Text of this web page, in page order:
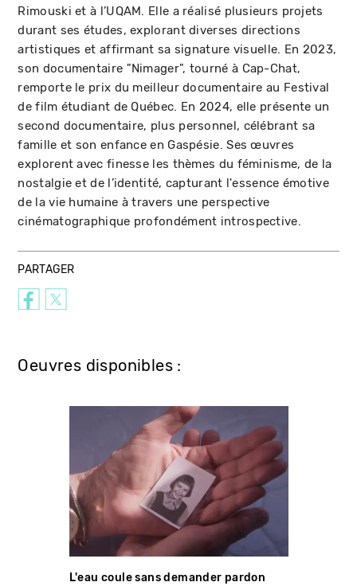
Rimouski et à l’UQAM. Elle a réalisé plusieurs projets
durant ses études, explorant diverses directions
artistiques et affirmant sa signature visuelle. En 2023,
son documentaire "Nimager", tourné à Cap-Chat,
remporte le prix du meilleur documentaire au Festival
de film étudiant de Québec. En 2024, elle présente un
second documentaire, plus personnel, célébrant sa
famille et son enfance en Gaspésie. Ses œuvres
explorent avec finesse les thèmes du féminisme, de la
nostalgie et de l’identité, capturant l'essence émotive
de la vie humaine à travers une perspective
cinématographique profondément introspective.
PARTAGER
Oeuvres disponibles :
L'eau coule sans demander pardon